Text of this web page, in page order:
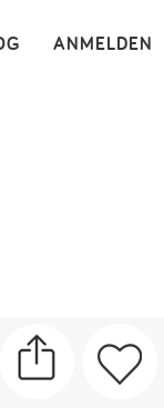
ANMELDEN
×